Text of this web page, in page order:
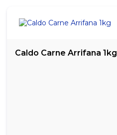
Caldo Carne Arrifana 1kg